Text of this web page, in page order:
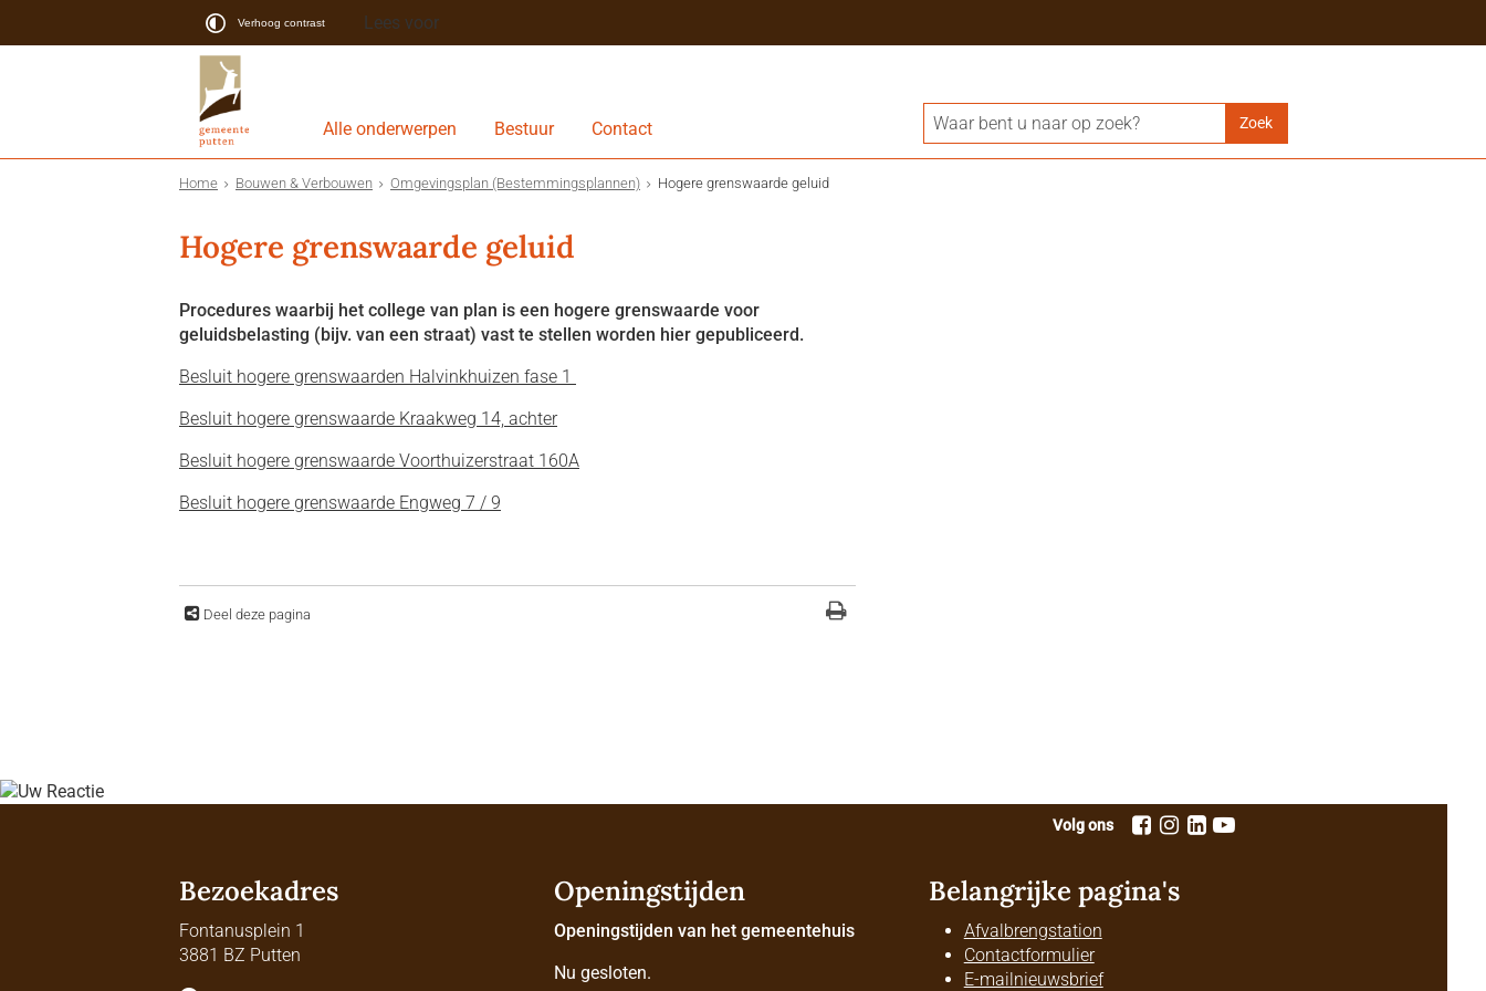
Verhoog contrast Lees voor
Alle onderwerpen Bestuur Contact
Home Bouwen & Verbouwen Omgevingsplan (Bestemmingsplannen) Hogere grenswaarde geluid
Hogere grenswaarde geluid
Procedures waarbij het college van plan is een hogere grenswaarde voor
geluidsbelasting (bijv. van een straat) vast te stellen worden hier gepubliceerd.
Besluit hogere grenswaarden Halvinkhuizen fase 1
Besluit hogere grenswaarde Kraakweg 14, achter
Besluit hogere grenswaarde Voorthuizerstraat 160A
Besluit hogere grenswaarde Engweg 7 / 9
Deel deze pagina
Volg ons
Bezoekadres
Fontanusplein 1
3881 BZ Putten
Openingstijden
Openingstijden van het gemeentehuis
Nu gesloten.
Belangrijke pagina's
Afvalbrengstation
Contactformulier
E-mailnieuwsbrief